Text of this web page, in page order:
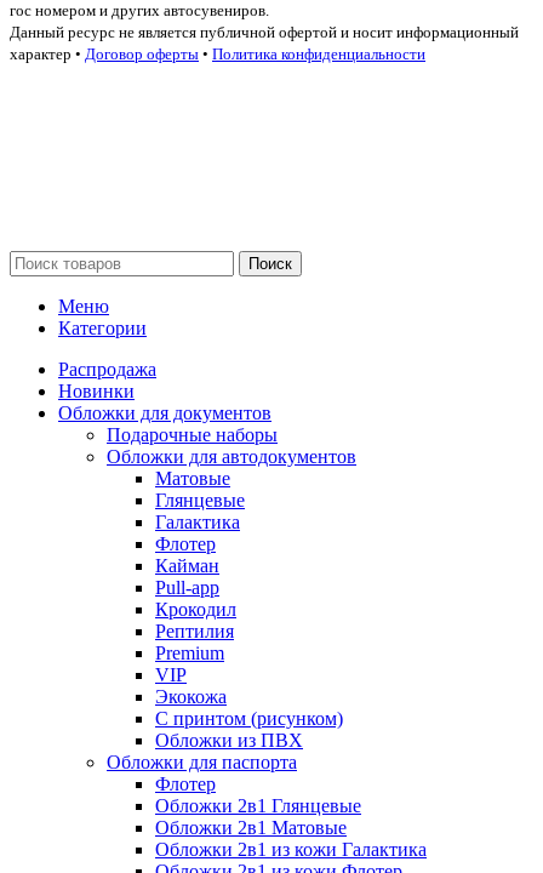
гос номером и других автосувениров.
Данный ресурс не является публичной офертой и носит информационный
характер • Договор оферты • Политика конфиденциальности
Поиск
Меню
Категории
Распродажа
Новинки
Обложки для документов
Подарочные наборы
Обложки для автодокументов
Матовые
Глянцевые
Галактика
Флотер
Кайман
Pull-app
Крокодил
Рептилия
Premium
VIP
Экокожа
С принтом (рисунком)
Обложки из ПВХ
Обложки для паспорта
Флотер
Обложки 2в1 Глянцевые
Обложки 2в1 Матовые
Обложки 2в1 из кожи Галактика